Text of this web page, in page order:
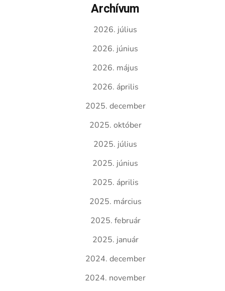
Archívum
2026. július
2026. június
2026. május
2026. április
2025. december
2025. október
2025. július
2025. június
2025. április
2025. március
2025. február
2025. január
2024. december
2024. november